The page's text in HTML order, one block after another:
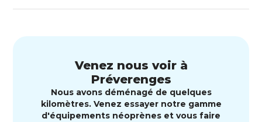
Venez nous voir à
Préverenges
Nous avons déménagé de quelques
kilomètres. Venez essayer notre gamme
d'équipements néoprènes et vous faire